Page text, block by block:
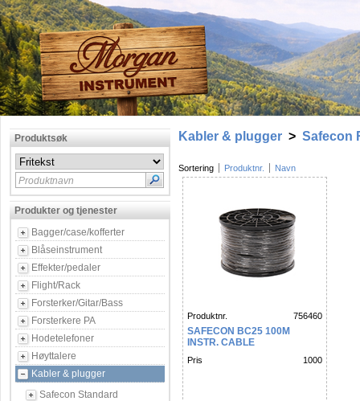
Produktsøk
Produktnavn
Produkter og tjenester
Bagger/case/kofferter
Blåseinstrument
Effekter/pedaler
Flight/Rack
Forsterker/Gitar/Bass
Forsterkere PA
Hodetelefoner
Høyttalere
Kabler & plugger
Safecon Standard
Kabler & plugger > Safecon
Sortering Produktnr. Navn
Produktnr. 756460
SAFECON BC25 100M
INSTR. CABLE
Pris 1000